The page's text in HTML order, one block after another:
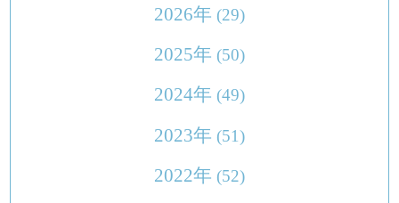
2026年 (29)
2025年 (50)
2024年 (49)
2023年 (51)
2022年 (52)